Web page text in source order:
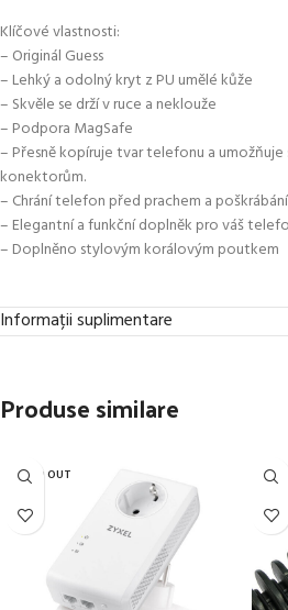
Klíčové vlastnosti:
– Originál Guess
– Lehký a odolný kryt z PU umělé kůže
– Skvěle se drží v ruce a neklouže
– Podpora MagSafe
– Přesně kopíruje tvar telefonu a
konektorům.
– Chrání telefon před prachem a
– Elegantní a funkční doplněk pro váš
– Doplněno stylovým korálovým poutkem
Informații suplimentare
Produse similare
SOLD OUT